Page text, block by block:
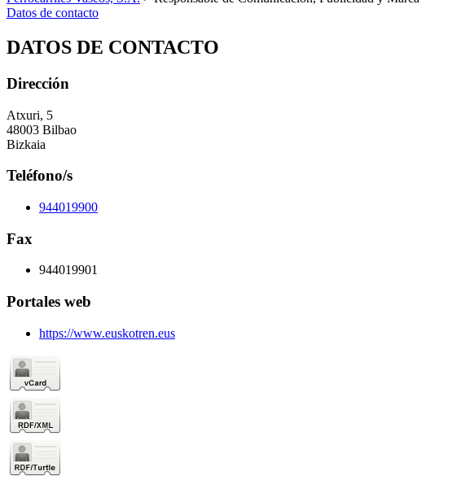
Datos de contacto
DATOS DE CONTACTO
Dirección
Atxuri, 5
48003 Bilbao
Bizkaia
Teléfono/s
944019900
Fax
944019901
Portales web
https://www.euskotren.eus